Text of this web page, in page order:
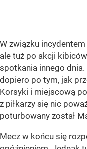
W związku
ale tuż po akcji
spotkania innego
dopiero po tym, jak
Korsyki i miejscową
z piłkarzy się nic
poturbowany został
Mecz w końcu się